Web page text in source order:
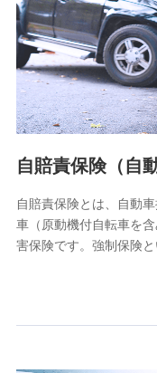
株式会社ドコモ・イ
〒103-0013 東京都
ネット日本橋ビル 3F
株式会社ドコモ・イ
個人情報の第三
除き、第三者に提供
業務の委託
当社は利用目的の達
自賠責保険（自
自賠責保険とは、自動
車（原動機付自転車を
害保険です。強制保険